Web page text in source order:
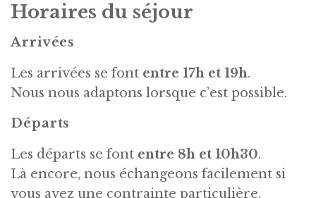
Horaires du séjour
Arrivées
Les arrivées se font entre 17h et 19h.
Nous nous adaptons lorsque c’est possible.
Départs
Les départs se font entre 8h et 10h30.
Là encore, nous échangeons facilement si
vous avez une contrainte particulière.